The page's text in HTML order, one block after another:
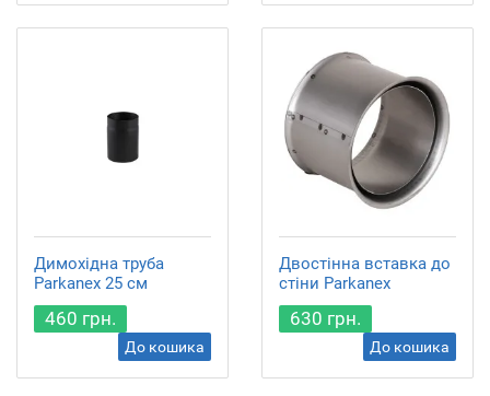
Димохідна труба
Parkanex 25 см
460 грн.
До кошика
Двостінна вставка до
стіни Parkanex
630 грн.
До кошика